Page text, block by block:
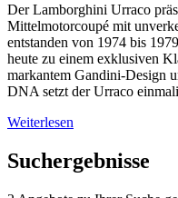
Der Lamborghini Urraco
Mittelmotorcoupé mit
entstanden von 1974 bis
heute zu einem exklusiven
markantem Gandini-Design
DNA setzt der Urraco
Weiterlesen
Suchergebnisse